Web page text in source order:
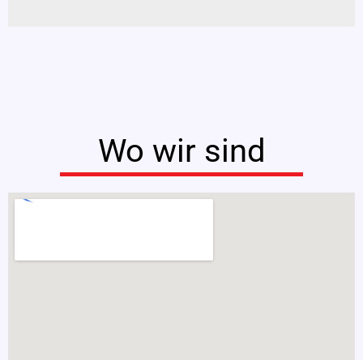
Wo wir sind